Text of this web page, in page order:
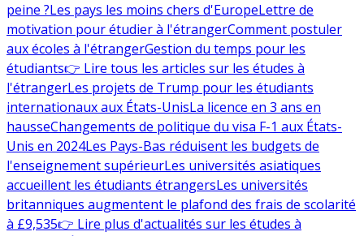
peine ?Les pays les moins chers d'EuropeLettre de
motivation pour étudier à l'étrangerComment postuler
aux écoles à l'étrangerGestion du temps pour les
étudiants👉 Lire tous les articles sur les études à
l'étrangerLes projets de Trump pour les étudiants
internationaux aux États-UnisLa licence en 3 ans en
hausseChangements de politique du visa F-1 aux États-
Unis en 2024Les Pays-Bas réduisent les budgets de
l'enseignement supérieurLes universités asiatiques
accueillent les étudiants étrangersLes universités
britanniques augmentent le plafond des frais de scolarité
à £9,535👉 Lire plus d'actualités sur les études à